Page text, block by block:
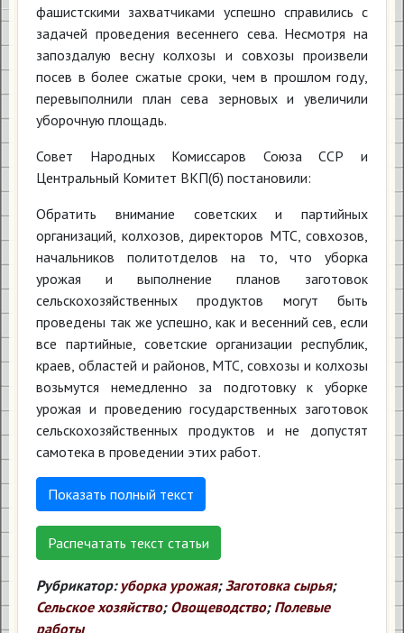
фашистскими захватчиками успешно справились с
задачей проведения весеннего сева. Несмотря на
запоздалую весну колхозы и совхозы произвели
посев в более сжатые сроки, чем в прошлом году,
перевыполнили план сева зерновых и увеличили
уборочную площадь.
Совет Народных Комиссаров Союза ССР и
Центральный Комитет ВКП(б) постановили:
Обратить внимание советских и партийных
организаций, колхозов, директоров МТС, совхозов,
начальников политотделов на то, что уборка
урожая и выполнение планов заготовок
сельскохозяйственных продуктов могут быть
проведены так же успешно, как и весенний сев, если
все партийные, советские организации республик,
краев, областей и районов, МТС, совхозы и колхозы
возьмутся немедленно за подготовку к уборке
урожая и проведению государственных заготовок
сельскохозяйственных продуктов и не допустят
самотека в проведении этих работ.
Показать полный текст
Распечатать текст статьи
Рубрикатор: уборка урожая;Заготовка сырья;
Сельское хозяйство; Овощеводство; Полевые
работы